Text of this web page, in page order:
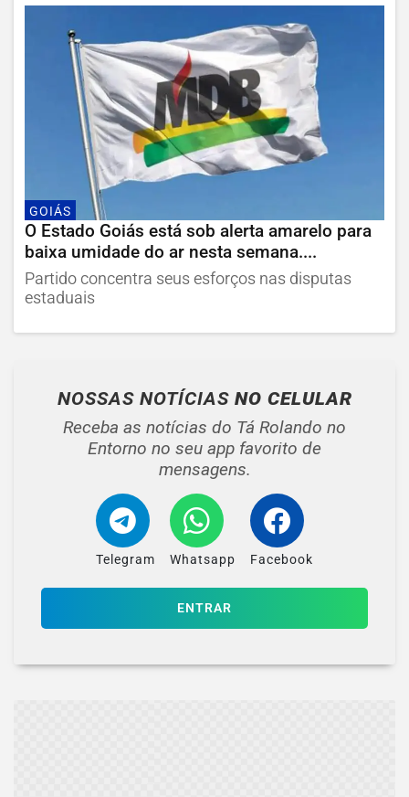
GOIÁS
O Estado Goiás está sob alerta amarelo para
baixa umidade do ar nesta semana....
Partido concentra seus esforços nas disputas
estaduais
NOSSAS NOTÍCIAS NO CELULAR
Receba as notícias do Tá Rolando no
Entorno no seu app favorito de
mensagens.
Telegram Whatsapp Facebook
ENTRAR